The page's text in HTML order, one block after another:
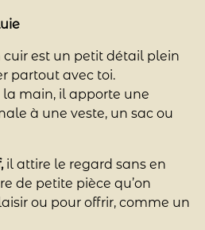
cuir est un petit détail plein
partout avec toi.
main, il apporte une
à une veste, un sac ou
il attire le regard sans en
de petite pièce qu’on
ou pour offrir, comme un